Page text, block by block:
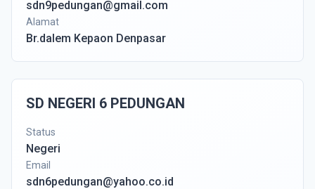
sdn9pedungan@gmail.com
Alamat
Br.dalem Kepaon Denpasar
SD NEGERI 6 PEDUNGAN
Status
Negeri
Email
sdn6pedungan@yahoo.co.id